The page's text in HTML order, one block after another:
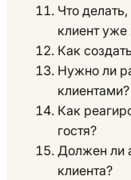
Что
клиент
Как
Нужно ли
клиентами?
Как
гостя?
Должен ли
клиента?